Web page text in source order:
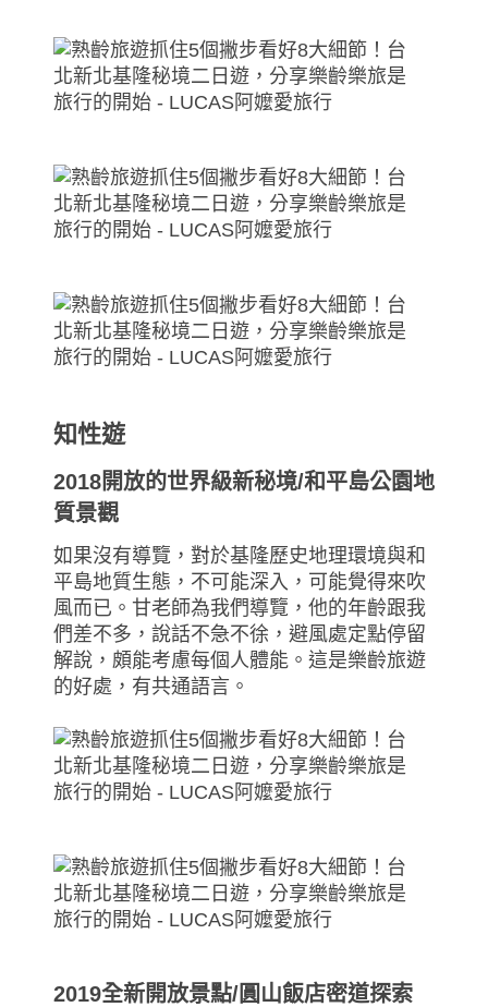
知性遊
2018開放的世界級新秘境/和平島公園地
質景觀
如果沒有導覽，對於基隆歷史地理環境與和
平島地質生態，不可能深入，可能覺得來吹
風而已。甘老師為我們導覽，他的年齡跟我
們差不多，說話不急不徐，避風處定點停留
解說，頗能考慮每個人體能。這是樂齡旅遊
的好處，有共通語言。
2019全新開放景點/圓山飯店密道探索